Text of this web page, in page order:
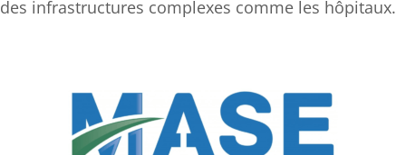
des infrastructures complexes comme les hôpitaux.